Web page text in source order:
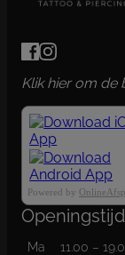
Klik hier om de
Powered by
Ma
11.00 –